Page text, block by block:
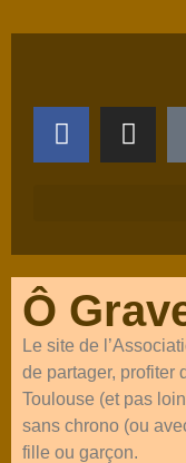
Ô
Le site de
de partager, profiter
Toulouse (et pas
sans chrono (ou
fille ou garçon.